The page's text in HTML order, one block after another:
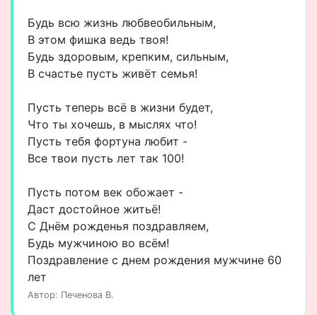
Будь всю жизнь любвеобильным,
В этом фишка ведь твоя!
Будь здоровым, крепким, сильным,
В счастье пусть живёт семья!
Пусть теперь всё в жизни будет,
Что ты хочешь, в мыслях что!
Пусть тебя фортуна любит -
Все твои пусть лет так 100!
Пусть потом век обожает -
Даст достойное житьё!
С Днём рожденья поздравляем,
Будь мужчиною во всём!
Поздравление с днем рождения мужчине 60
лет
Автор: Печенова В.